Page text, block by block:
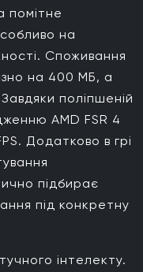
помітне
на
Споживання
на 400 МБ, а
поліпшеній
AMD FSR 4
Додатково в грі
підбирає
під конкретну
інтелекту.